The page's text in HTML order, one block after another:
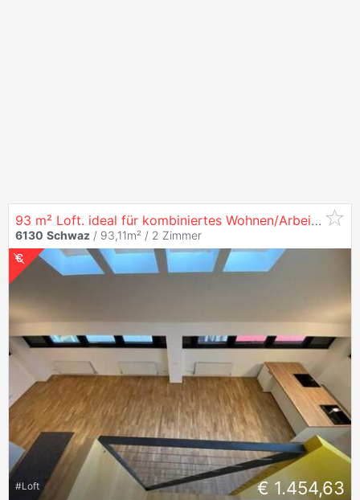
93 m² Loft. ideal für kombiniertes Wohnen/Arbeiten in
6130 Schwaz / 93,11m² / 2 Zimmer
#Loft € 1.454,63